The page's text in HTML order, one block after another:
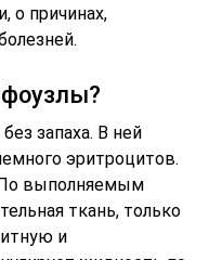
о причинах,
запаха. В ней
эритроцитов.
выполняемым
ткань, только
и